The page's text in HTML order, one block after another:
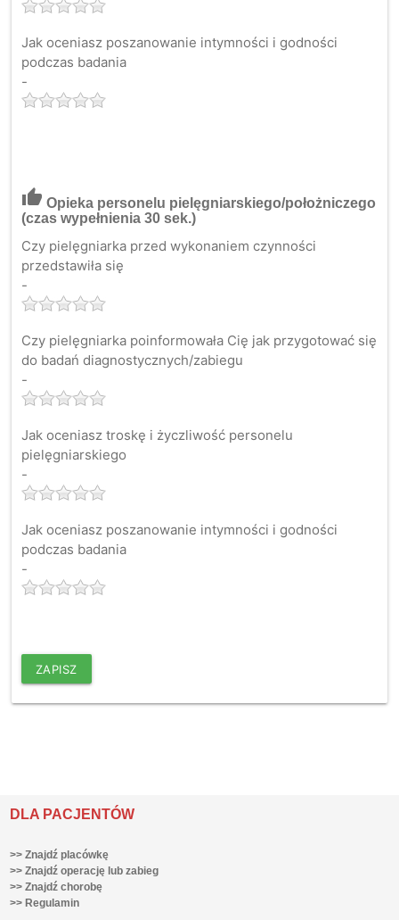
Jak oceniasz poszanowanie intymności i godności
podczas badania
-
thumb_up Opieka personelu pielęgniarskiego/położniczego
(czas wypełnienia 30 sek.)
Czy pielęgniarka przed wykonaniem czynności
przedstawiła się
-
Czy pielęgniarka poinformowała Cię jak przygotować się
do badań diagnostycznych/zabiegu
-
Jak oceniasz troskę i życzliwość personelu
pielęgniarskiego
-
Jak oceniasz poszanowanie intymności i godności
podczas badania
-
ZAPISZ
DLA PACJENTÓW
>> Znajdź placówkę
>> Znajdź operację lub zabieg
>> Znajdź chorobę
>> Regulamin